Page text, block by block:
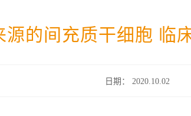
源的间充质干细胞 临
日期： 2020.10.02